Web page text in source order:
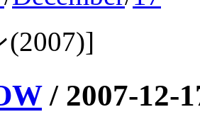
/ 2007-12-